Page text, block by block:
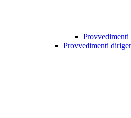
Provvedimenti